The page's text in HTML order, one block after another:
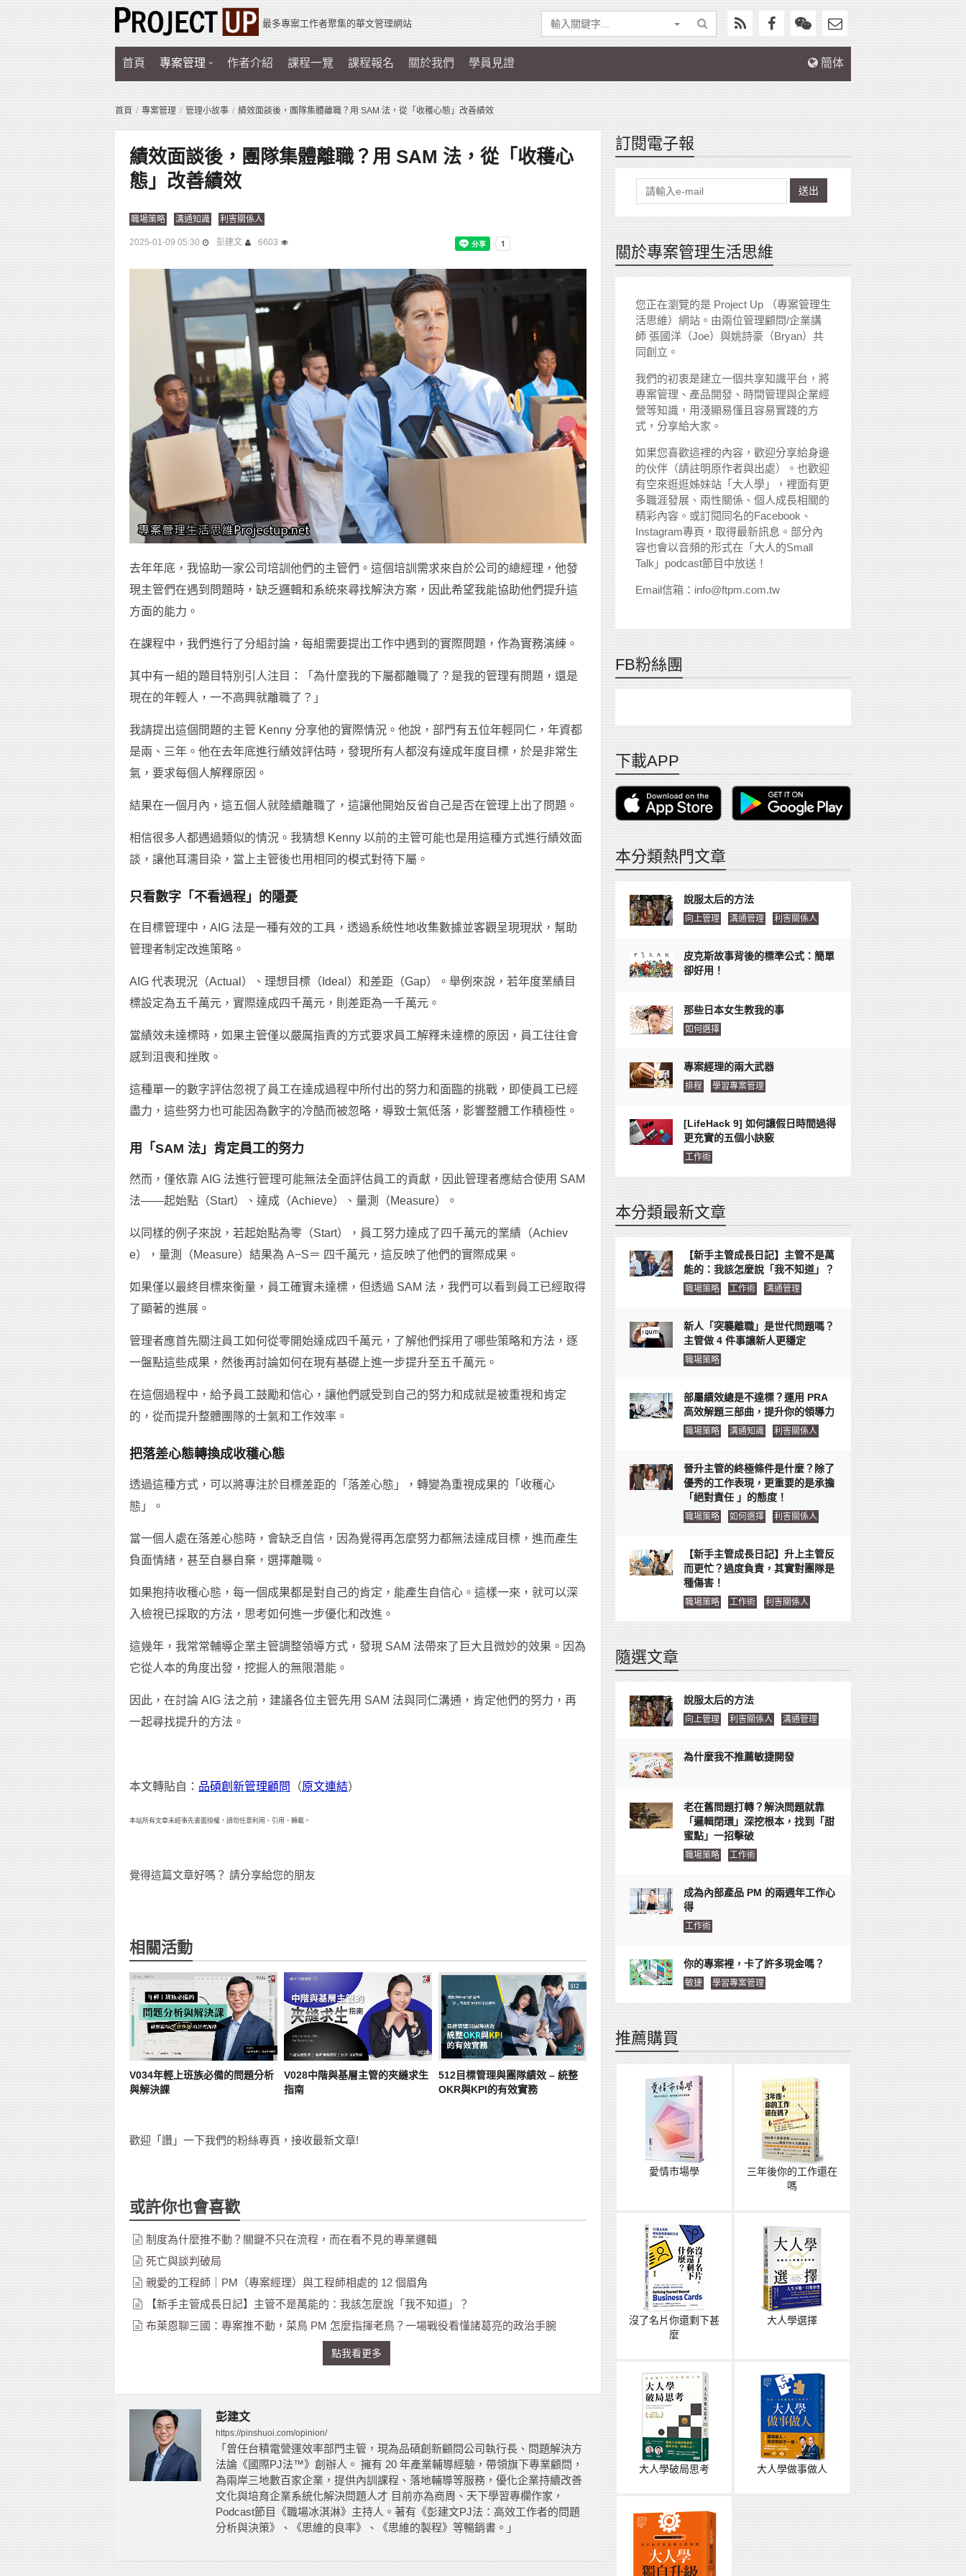
最多專案工作者聚集的華文管理網站
首頁 專案管理 作者介紹 課程一覽 課程報名 關於我們 學員見證 簡体
首頁 專案管理 管理小故事 績效面談後，團隊集體離職？用 SAM 法，從「收穫心態」改善績效
績效面談後，團隊集體離職？用 SAM 法，從「收穫心
態」改善績效
職場策略 溝通知識 利害關係人
2025-01-09 05:30 彭建文 6603
去年年底，我協助一家公司培訓他們的主管們。這個培訓需求來自於公司的總經理，他發
現主管們在遇到問題時，缺乏邏輯和系統來尋找解決方案，因此希望我能協助他們提升這
方面的能力。
在課程中，我們進行了分組討論，每組需要提出工作中遇到的實際問題，作為實務演練。
其中有一組的題目特別引人注目：「為什麼我的下屬都離職了？是我的管理有問題，還是
現在的年輕人，一不高興就離職了？」
我請提出這個問題的主管 Kenny 分享他的實際情況。他說，部門有五位年輕同仁，年資都
是兩、三年。他在去年底進行績效評估時，發現所有人都沒有達成年度目標，於是非常生
氣，要求每個人解釋原因。
結果在一個月內，這五個人就陸續離職了，這讓他開始反省自己是否在管理上出了問題。
相信很多人都遇過類似的情況。我猜想 Kenny 以前的主管可能也是用這種方式進行績效面
談，讓他耳濡目染，當上主管後也用相同的模式對待下屬。
只看數字「不看過程」的隱憂
在目標管理中，AIG 法是一種有效的工具，透過系統性地收集數據並客觀呈現現狀，幫助
管理者制定改進策略。
AIG 代表現況（Actual）、理想目標（Ideal）和差距（Gap）。舉例來說，若年度業績目
標設定為五千萬元，實際達成四千萬元，則差距為一千萬元。
當績效未達標時，如果主管僅以嚴厲指責的方式要求員工解釋未達標的原因，員工往往會
感到沮喪和挫敗。
這種單一的數字評估忽視了員工在達成過程中所付出的努力和面臨的挑戰，即使員工已經
盡力，這些努力也可能因為數字的冷酷而被忽略，導致士氣低落，影響整體工作積極性。
用「SAM 法」肯定員工的努力
然而，僅依靠 AIG 法進行管理可能無法全面評估員工的貢獻，因此管理者應結合使用 SAM
法——起始點（Start）、達成（Achieve）、量測（Measure）。
以同樣的例子來說，若起始點為零（Start），員工努力達成了四千萬元的業績（Achiev
e），量測（Measure）結果為 A−S＝ 四千萬元，這反映了他們的實際成果。
如果僅以最終目標來衡量，員工確實未達標，但透過 SAM 法，我們可以看到員工已經取得
了顯著的進展。
管理者應首先關注員工如何從零開始達成四千萬元，了解他們採用了哪些策略和方法，逐
一盤點這些成果，然後再討論如何在現有基礎上進一步提升至五千萬元。
在這個過程中，給予員工鼓勵和信心，讓他們感受到自己的努力和成就是被重視和肯定
的，從而提升整體團隊的士氣和工作效率。
把落差心態轉換成收穫心態
透過這種方式，可以將專注於目標差距的「落差心態」，轉變為重視成果的「收穫心
態」。
當一個人處在落差心態時，會缺乏自信，因為覺得再怎麼努力都無法達成目標，進而產生
負面情緒，甚至自暴自棄，選擇離職。
如果抱持收穫心態，每一個成果都是對自己的肯定，能產生自信心。這樣一來，就可以深
入檢視已採取的方法，思考如何進一步優化和改進。
這幾年，我常常輔導企業主管調整領導方式，發現 SAM 法帶來了巨大且微妙的效果。因為
它從人本的角度出發，挖掘人的無限潛能。
因此，在討論 AIG 法之前，建議各位主管先用 SAM 法與同仁溝通，肯定他們的努力，再
一起尋找提升的方法。
本文轉貼自： 品碩創新管理顧問 （原文連結）
本站所有文章未經事先書面授權，請勿任意利用、引用、轉載。
覺得這篇文章好嗎？ 請分享給您的朋友
相關活動
V034年輕上班族必備的問題分析
與解決課
V028中階與基層主管的夾縫求生
指南
512目標管理與團隊績效 – 統整
OKR與KPI的有效實務
歡迎「讚」一下我們的粉絲專頁，接收最新文章!
或許你也會喜歡
制度為什麼推不動？關鍵不只在流程，而在看不見的專業邏輯
死亡與談判破局
親愛的工程師｜PM（專案經理）與工程師相處的 12 個眉角
【新手主管成長日記】主管不是萬能的：我該怎麼說「我不知道」？
布萊恩聊三國：專案推不動，菜鳥 PM 怎麼指揮老鳥？一場戰役看懂諸葛亮的政治手腕
點我看更多
彭建文
https://pinshuoi.com/opinion/
「曾任台積電營運效率部門主管，現為品碩創新顧問公司執行長、問題解決方
法論《國際PJ法™》創辦人。 擁有 20 年產業輔導經驗，帶領旗下專業顧問，
為兩岸三地數百家企業，提供內訓課程、落地輔導等服務，優化企業持續改善
文化與培育企業系統化解決問題人才 目前亦為商周、天下學習專欄作家，
Podcast節目《職場冰淇淋》主持人。著有《彭建文PJ法：高效工作者的問題
分析與決策》、《思維的良率》、《思維的製程》等暢銷書。」
訂閱電子報
送出
關於專案管理生活思維
您正在瀏覽的是 Project Up （專案管理生
活思維）網站。由兩位管理顧問/企業講
師 張國洋（Joe）與姚詩豪（Bryan）共
同創立。
我們的初衷是建立一個共享知識平台，將
專案管理、產品開發、時間管理與企業經
營等知識，用淺顯易懂且容易實踐的方
式，分享給大家。
如果您喜歡這裡的內容，歡迎分享給身邊
的伙伴（請註明原作者與出處）。也歡迎
有空來逛逛姊妹站「大人學」，裡面有更
多職涯發展、兩性關係、個人成長相關的
精彩內容。或訂閱同名的Facebook、
Instagram專頁，取得最新訊息。部分內
容也會以音頻的形式在「大人的Small
Talk」podcast節目中放送！
Email信箱：info@ftpm.com.tw
FB粉絲團
下載APP
本分類熱門文章
說服太后的方法
向上管理 溝通管理 利害關係人
皮克斯故事背後的標準公式：簡單
卻好用！
那些日本女生教我的事
如何選擇
專案經理的兩大武器
排程 學習專案管理
[LifeHack 9] 如何讓假日時間過得
更充實的五個小訣竅
工作術
本分類最新文章
【新手主管成長日記】主管不是萬
能的：我該怎麼說「我不知道」？
職場策略 工作術 溝通管理
新人「突襲離職」是世代問題嗎？
主管做 4 件事讓新人更穩定
職場策略
部屬績效總是不達標？運用 PRA
高效解題三部曲，提升你的領導力
職場策略 溝通知識 利害關係人
晉升主管的終極條件是什麼？除了
優秀的工作表現，更重要的是承擔
「絕對責任 」的態度！
職場策略 如何選擇 利害關係人
【新手主管成長日記】升上主管反
而更忙？過度負責，其實對團隊是
種傷害！
職場策略 工作術 利害關係人
隨選文章
說服太后的方法
向上管理 利害關係人 溝通管理
為什麼我不推薦敏捷開發
老在舊問題打轉？解決問題就靠
「邏輯閉環」深挖根本，找到「甜
蜜點」一招擊破
職場策略 工作術
成為內部產品 PM 的兩週年工作心
得
工作術
你的專案裡，卡了許多現金嗎？
敏捷 學習專案管理
推薦購買
愛情市場學
三年後你的工作還在
嗎
沒了名片你還剩下甚
麼
大人學選擇
大人學破局思考 大人學做事做人